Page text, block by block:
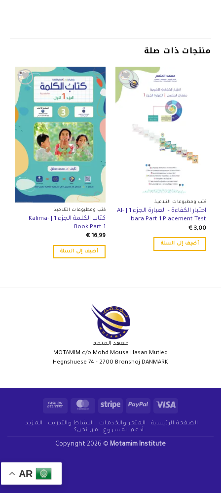
منتجات ذات صلة
Add to
wishlist
كتب ومطبوعات التلاميذ
اختبار الكفاءة – العبارة الجزء 1 | Al-
Ibara Part 1 Placement Test
€3,00
أضيف إلى السلة
Add to
wishlist
كتب ومطبوعات التلاميذ
كتاب الكلمة الجزء 1 | Kalima-
Book Part 1
€16,99
أضيف إلى السلة
معهد المتمم
MOTAMIM c/o Mohd Mousa Hasan Mutleq
Hegnshuese 74 - 2700 Bronshoj DANMARK
الصفحة الرئيسية المتجر والخدمات النشاط والتدريب
المزيد
أدعم المشروع
من نحن؟
Copyright 2026 ©Motamim Institute
AR